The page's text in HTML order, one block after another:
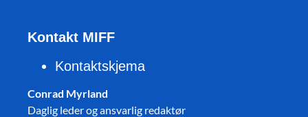
Kontakt MIFF
Kontaktskjema
Conrad Myrland
Daglig leder og ansvarlig redaktør